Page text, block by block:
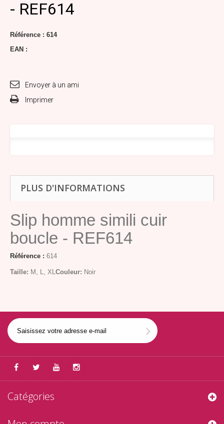
- REF614
Référence : 614
EAN :
Envoyer à un ami
Imprimer
PLUS D'INFORMATIONS
Slip homme simili cuir
boucle - REF614
Référence : 614
Taille: M, L, XLCouleur: Noir
Catégories